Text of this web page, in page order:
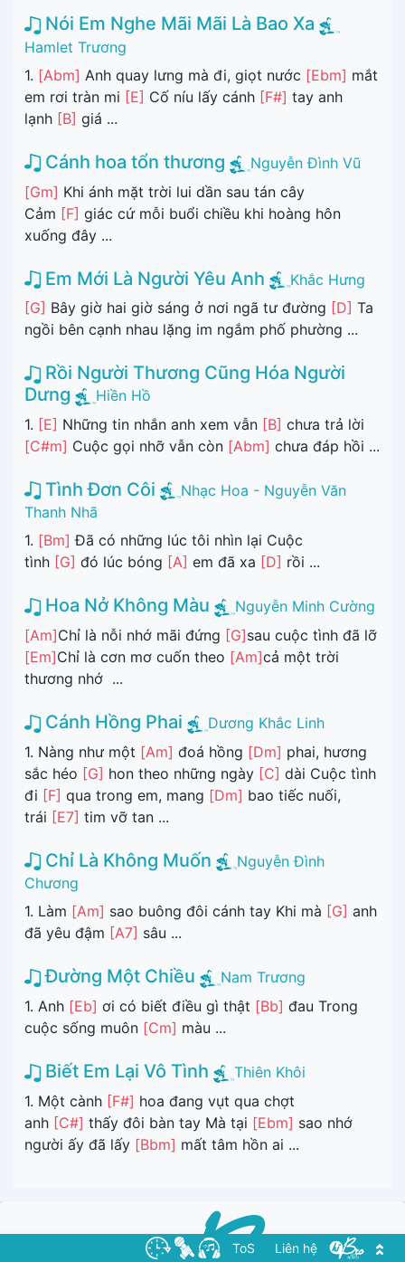
Nói Em Nghe Mãi Mãi Là Bao Xa
Hamlet Trương
1. [Abm] Anh quay lưng mà đi, giọt nước [Ebm] mắt
em rơi tràn mi [E] Cố níu lấy cánh [F#] tay anh
lạnh [B] giá ...
Cánh hoa tổn thương
Nguyễn Đình Vũ
[Gm] Khi ánh mặt trời lui dần sau tán cây
Cảm [F] giác cứ mỗi buổi chiều khi hoàng hôn
xuống đây ...
Em Mới Là Người Yêu Anh
Khắc Hưng
[G] Bây giờ hai giờ sáng ở nơi ngã tư đường [D] Ta
ngồi bên cạnh nhau lặng im ngắm phố phường ...
Rồi Người Thương Cũng Hóa Người
Dưng
Hiền Hồ
1. [E] Những tin nhắn anh xem vẫn [B] chưa trả lời
[C#m] Cuộc gọi nhỡ vẫn còn [Abm] chưa đáp hồi ...
Tình Đơn Côi
Nhạc Hoa - Nguyễn Văn
Thanh Nhã
1. [Bm] Đã có những lúc tôi nhìn lại Cuộc
tình [G] đó lúc bóng [A] em đã xa [D] rồi ...
Hoa Nở Không Màu
Nguyễn Minh Cường
[Am]Chỉ là nỗi nhớ mãi đứng [G]sau cuộc tình đã lỡ
[Em]Chỉ là cơn mơ cuốn theo [Am]cả một trời
thương nhớ ...
Cánh Hồng Phai
Dương Khắc Linh
1. Nàng như một [Am] đoá hồng [Dm] phai, hương
sắc héo [G] hon theo những ngày [C] dài Cuộc tình
đi [F] qua trong em, mang [Dm] bao tiếc nuối,
trái [E7] tim vỡ tan ...
Chỉ Là Không Muốn
Nguyễn Đình
Chương
1. Làm [Am] sao buông đôi cánh tay Khi mà [G] anh
đã yêu đậm [A7] sâu ...
Đường Một Chiều
Nam Trương
1. Anh [Eb] ơi có biết điều gì thật [Bb] đau Trong
cuộc sống muôn [Cm] màu ...
Biết Em Lại Vô Tình
Thiên Khôi
1. Một cành [F#] hoa đang vụt qua chợt
anh [C#] thấy đôi bàn tay Mà tại [Ebm] sao nhớ
người ấy đã lấy [Bbm] mất tâm hồn ai ...
ToS Liên hệ